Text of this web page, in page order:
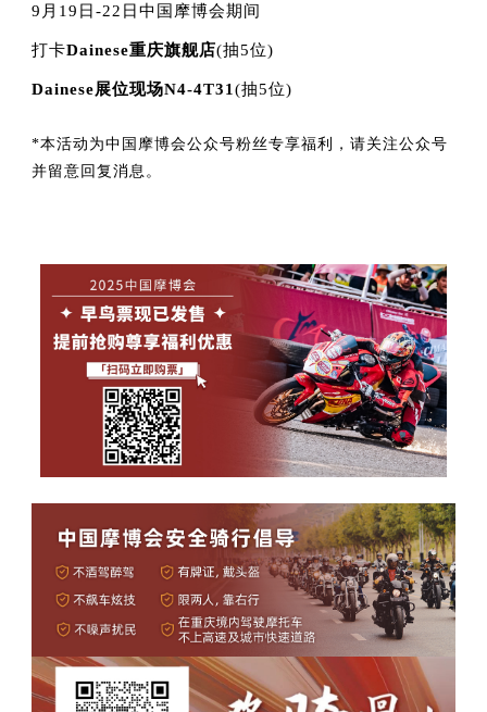
9月19日-22日中国摩博会期间
打卡Dainese重庆旗舰店(抽5位)
Dainese展位现场N4-4T31 (抽5位)
*本活动为中国摩博会公众号粉丝专享福利， 请关注公众号
并留意回复消息。